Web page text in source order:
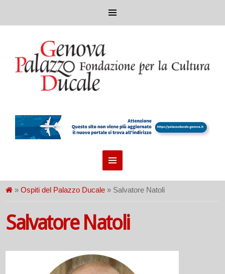
»Ospiti del Palazzo Ducale » Salvatore Natoli
Salvatore Natoli